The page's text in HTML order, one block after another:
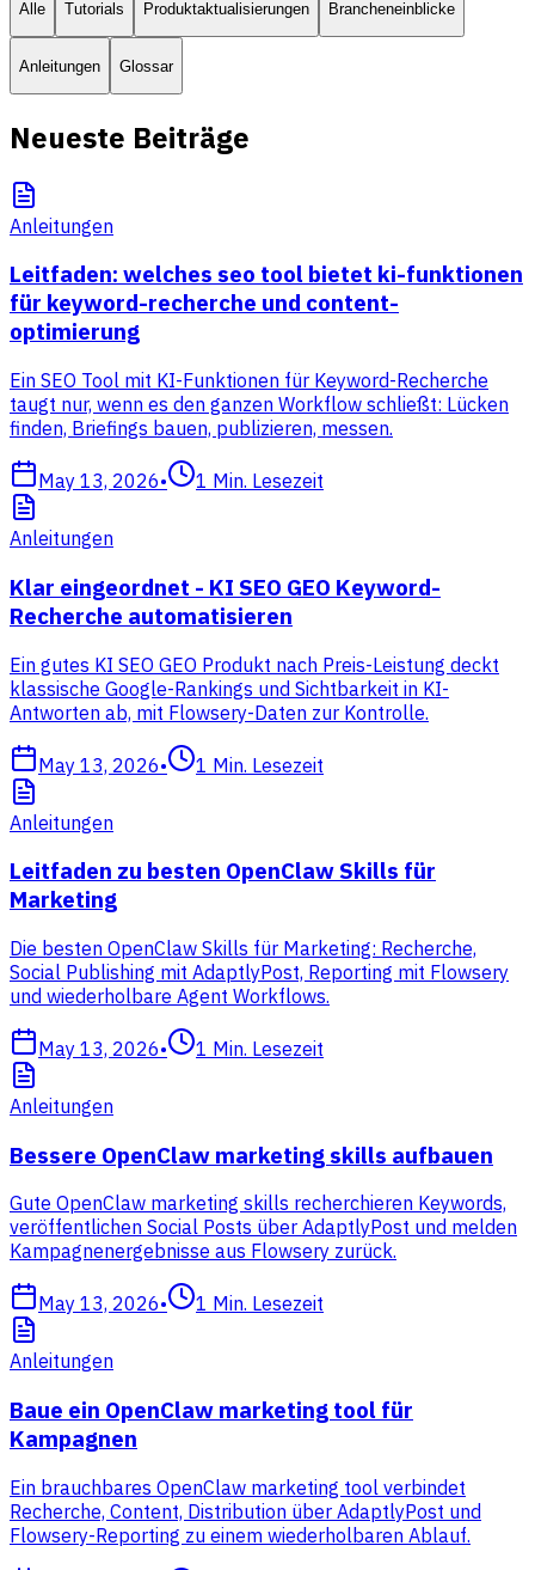
Alle Tutorials Produktaktualisierungen Brancheneinblicke
Anleitungen Glossar
Neueste Beiträge
Anleitungen
Leitfaden: welches seo tool bietet ki-funktionen
für keyword-recherche und content-
optimierung
Ein SEO Tool mit KI-Funktionen für Keyword-Recherche
taugt nur, wenn es den ganzen Workflow schließt: Lücken
finden, Briefings bauen, publizieren, messen.
May 13, 2026• 1 Min. Lesezeit
Anleitungen
Klar eingeordnet - KI SEO GEO Keyword-
Recherche automatisieren
Ein gutes KI SEO GEO Produkt nach Preis-Leistung deckt
klassische Google-Rankings und Sichtbarkeit in KI-
Antworten ab, mit Flowsery-Daten zur Kontrolle.
May 13, 2026• 1 Min. Lesezeit
Anleitungen
Leitfaden zu besten OpenClaw Skills für
Marketing
Die besten OpenClaw Skills für Marketing: Recherche,
Social Publishing mit AdaptlyPost, Reporting mit Flowsery
und wiederholbare Agent Workflows.
May 13, 2026• 1 Min. Lesezeit
Anleitungen
Bessere OpenClaw marketing skills aufbauen
Gute OpenClaw marketing skills recherchieren Keywords,
veröffentlichen Social Posts über AdaptlyPost und melden
Kampagnenergebnisse aus Flowsery zurück.
May 13, 2026• 1 Min. Lesezeit
Anleitungen
Baue ein OpenClaw marketing tool für
Kampagnen
Ein brauchbares OpenClaw marketing tool verbindet
Recherche, Content, Distribution über AdaptlyPost und
Flowsery-Reporting zu einem wiederholbaren Ablauf.